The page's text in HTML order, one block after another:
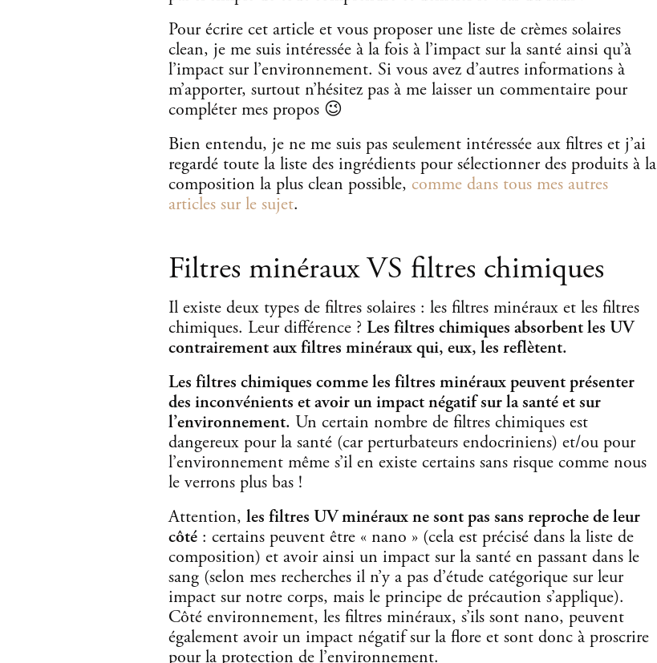
Pour écrire cet article et vous proposer une liste de crèmes solaires
clean, je me suis intéressée à la fois à l’impact sur la santé ainsi qu’à
l’impact sur l’environnement. Si vous avez d’autres informations à
m’apporter, surtout n’hésitez pas à me laisser un commentaire pour
compléter mes propos 😉
Bien entendu, je ne me suis pas seulement intéressée aux filtres et j’ai
regardé toute la liste des ingrédients pour sélectionner des produits à la
composition la plus clean possible, comme dans tous mes autres
articles sur le sujet.
Filtres minéraux VS filtres chimiques
Il existe deux types de filtres solaires : les filtres minéraux et les filtres
chimiques. Leur différence ? Les filtres chimiques absorbent les UV
contrairement aux filtres minéraux qui, eux, les reflètent.
Les filtres chimiques comme les filtres minéraux peuvent présenter
des inconvénients et avoir un impact négatif sur la santé et sur
l’environnement. Un certain nombre de filtres chimiques est
dangereux pour la santé (car perturbateurs endocriniens) et/ou pour
l’environnement même s’il en existe certains sans risque comme nous
le verrons plus bas !
Attention, les filtres UV minéraux ne sont pas sans reproche de leur
côté: certains peuvent être « nano » (cela est précisé dans la liste de
composition) et avoir ainsi un impact sur la santé en passant dans le
sang (selon mes recherches il n’y a pas d’étude catégorique sur leur
impact sur notre corps, mais le principe de précaution s’applique).
Côté environnement, les filtres minéraux, s’ils sont nano, peuvent
également avoir un impact négatif sur la flore et sont donc à proscrire
pour la protection de l’environnement.